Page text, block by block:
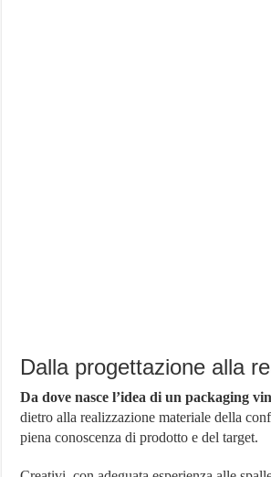
Dalla progettazione alla
Da dove nasce l’idea di un packaging
dietro alla realizzazione materiale della
piena conoscenza di prodotto e del target.